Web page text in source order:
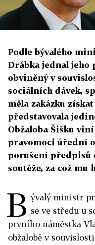
Podle bývalého
Drábka jednal jeho
obviněný v
sociálních dávek,
měla zakázku
představovala
Obžaloba Šišku
pravomoci úřední
porušení předpisů
soutěže, za což mu
B ývalý ministr
se ve středu u
prvního náměstka
obžalobě v